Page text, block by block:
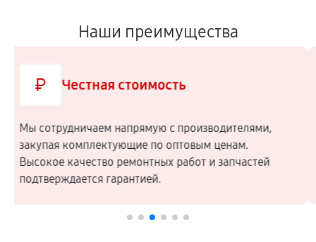
Наши преимущества
Образцовая репутация
Мы входим в состав Ассоциации Сервисных
Центров, для членства в которой необходимо
соблюдать международные стандарты качества
услуг.